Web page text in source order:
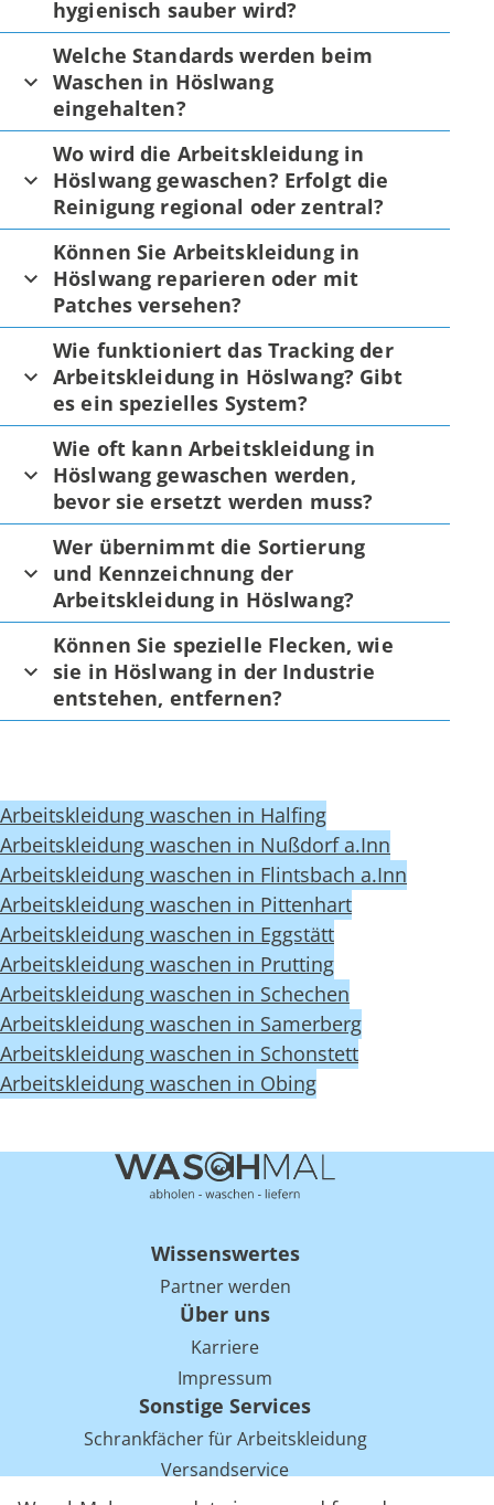
hygienisch sauber wird?
Welche Standards werden beim
Waschen in Höslwang
eingehalten?
Wo wird die Arbeitskleidung in
Höslwang gewaschen? Erfolgt die
Reinigung regional oder zentral?
Können Sie Arbeitskleidung in
Höslwang reparieren oder mit
Patches versehen?
Wie funktioniert das Tracking der
Arbeitskleidung in Höslwang? Gibt
es ein spezielles System?
Wie oft kann Arbeitskleidung in
Höslwang gewaschen werden,
bevor sie ersetzt werden muss?
Wer übernimmt die Sortierung
und Kennzeichnung der
Arbeitskleidung in Höslwang?
Können Sie spezielle Flecken, wie
sie in Höslwang in der Industrie
entstehen, entfernen?
Arbeitskleidung waschen in Halfing
Arbeitskleidung waschen in Nußdorf a.Inn
Arbeitskleidung waschen in Flintsbach a.Inn
Arbeitskleidung waschen in Pittenhart
Arbeitskleidung waschen in Eggstätt
Arbeitskleidung waschen in Prutting
Arbeitskleidung waschen in Schechen
Arbeitskleidung waschen in Samerberg
Arbeitskleidung waschen in Schonstett
Arbeitskleidung waschen in Obing
Wissenswertes
Partner werden
Über uns
Karriere
Impressum
Sonstige Services
Schrankfächer für Arbeitskleidung
Versandservice